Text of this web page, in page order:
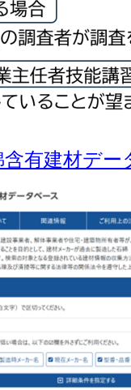
含有建材デー